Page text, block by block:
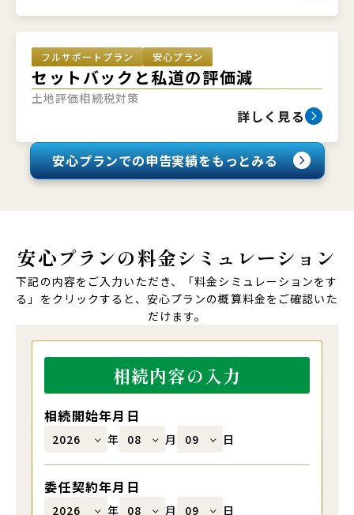
フルサポートプラン 安心プラン
セットバックと私道の評価減
土地評価相続税対策
詳しく見る
安心プランでの申告実績をもっとみる
安心プランの料金シミュレーション
下記の内容をご入力いただき、「料金シミュレーションをす
る」をクリックすると、 安心プランの概算料金をご確認いた
だけます。
相続内容の入力
相続開始年月日
年 月 日
委任契約年月日
年 月 日